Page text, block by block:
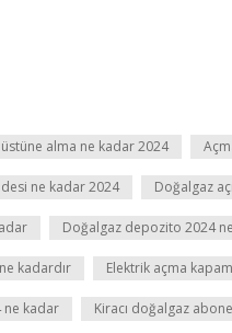
alma ne kadar 2024
ne kadar 2024 Doğalgaz
Doğalgaz depozito 2024
kadardır Elektrik açma
ne kadar Kiracı doğalgaz